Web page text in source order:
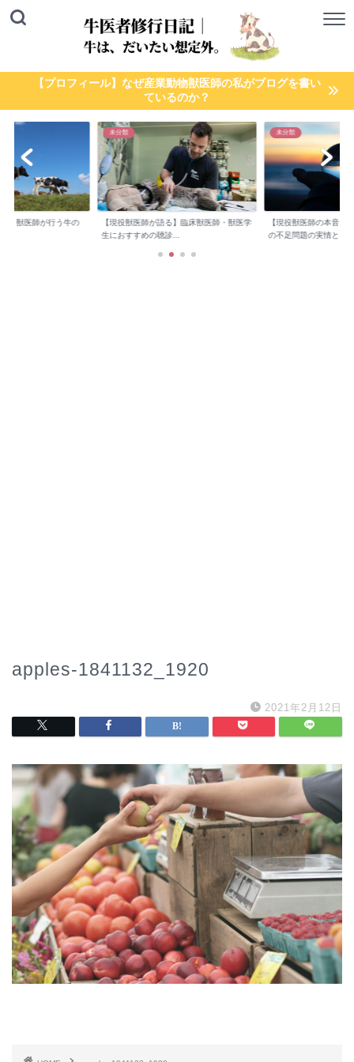
【プロフィール】なぜ産業動物獣医師の私がブログを書い
ているのか？
】獣医師が行う牛の
未分類
【現役獣医師が語る】臨床獣医師・獣医学
生におすすめの聴診...
未分類
【現役獣医師の本音】
の不足問題の実情と...
apples-1841132_1920
2021年2月12日